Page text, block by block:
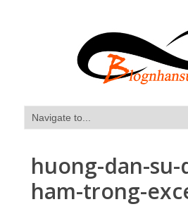
huong-dan-su-
ham-trong-